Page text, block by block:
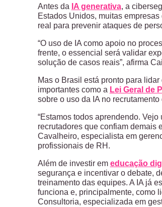
Antes da IA generativa, a
Estados Unidos, muitas
real para prevenir ataques de
“O uso de IA como apoio no
frente, o essencial será validar
solução de casos reais”, afirma
Mas o Brasil está pronto para
importantes como a Lei Geral de
sobre o uso da IA no
“Estamos todos aprendendo.
recrutadores que confiam demais
Cavalheiro, especialista em
profissionais de RH.
Além de investir em educação
segurança e incentivar o debate,
treinamento das equipes. A IA já
funciona e, principalmente, como
Consultoria, especializada em